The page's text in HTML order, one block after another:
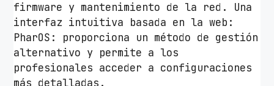
firmware y mantenimiento de la red. Una
interfaz intuitiva basada en la web:
PharOS: proporciona un método de gestión
alternativo y permite a los
profesionales acceder a configuraciones
más detalladas.